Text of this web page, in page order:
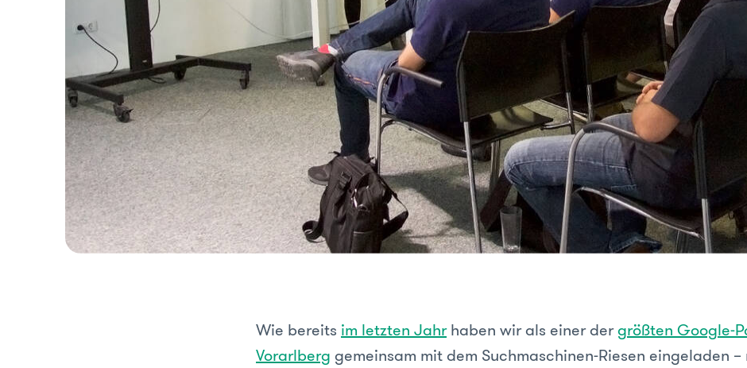
Wie bereits im letzten Jahrhaben wir als einer dergrößten Google-
Vorarlberg gemeinsam mit dem Suchmaschinen-Riesen eingeladen –